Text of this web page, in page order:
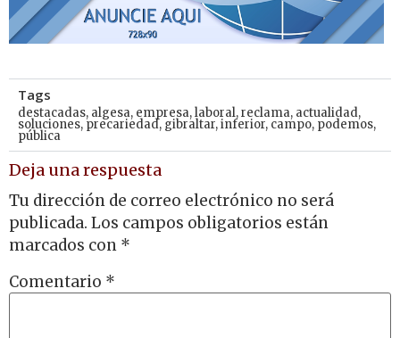
Tags
destacadas, algesa, empresa,laboral,reclama, actualidad,
soluciones, precariedad, gibraltar,inferior, campo, podemos,
pública
Deja una respuesta
Tu dirección de correo electrónico no será
publicada. Los campos obligatorios están
marcados con *
Comentario *